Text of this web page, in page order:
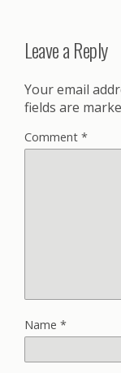
Leave a Reply
Your email
fields are
Comment *
Name *